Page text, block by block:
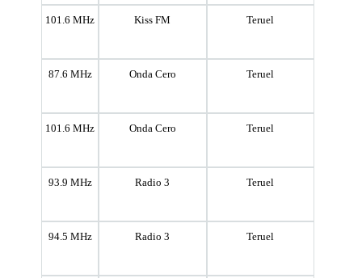
101.6 MHz Kiss FM Teruel
87.6 MHz Onda Cero Teruel
101.6 MHz Onda Cero Teruel
93.9 MHz Radio 3 Teruel
94.5 MHz Radio 3 Teruel